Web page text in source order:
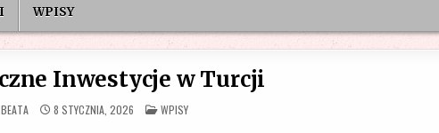
WPISY
Inwestycje w Turcji
BEATA 8 STYCZNIA, 2026 POSTED
IN
WPISY